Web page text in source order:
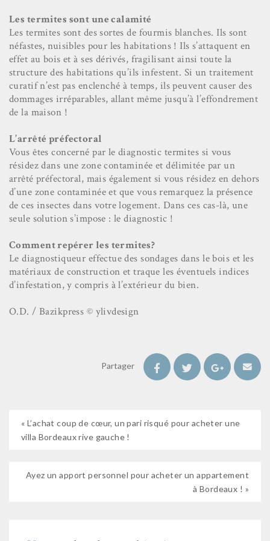
Les termites sont une calamité
Les termites sont des sortes de fourmis blanches. Ils sont
néfastes, nuisibles pour les habitations ! Ils s’attaquent en
effet au bois et à ses dérivés, fragilisant ainsi toute la
structure des habitations qu’ils infestent. Si un traitement
curatif n’est pas enclenché à temps, ils peuvent causer des
dommages irréparables, allant même jusqu’à l’effondrement
de la maison !
L’arrêté préfectoral
Vous êtes concerné par le diagnostic termites si vous
résidez dans une zone contaminée et délimitée par un
arrêté préfectoral, mais également si vous résidez en dehors
d’une zone contaminée et que vous remarquez la présence
de ces insectes dans votre logement. Dans ces cas-là, une
seule solution s’impose : le diagnostic !
Comment repérer les termites?
Le diagnostiqueur effectue des sondages dans le bois et les
matériaux de construction et traque les éventuels indices
d’infestation, y compris à l’extérieur du bien.
O.D. / Bazikpress © ylivdesign
Partager
« L’achat coup de cœur, un pari risqué pour acheter une
villa Bordeaux rive gauche !
Ayez un apport personnel pour acheter un appartement
à Bordeaux ! »